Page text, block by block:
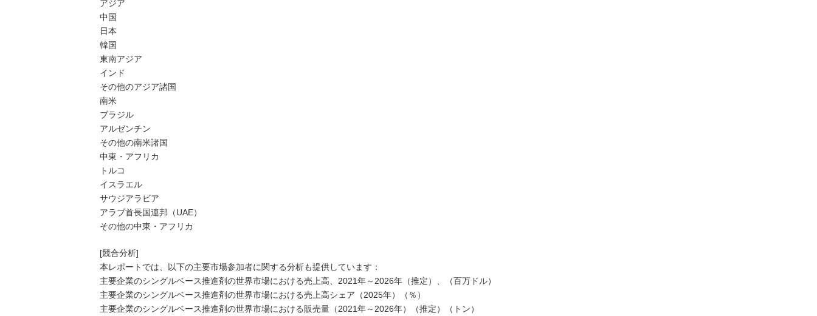
アジア
中国
日本
韓国
東南アジア
インド
その他のアジア諸国
南米
ブラジル
アルゼンチン
その他の南米諸国
中東・アフリカ
トルコ
イスラエル
サウジアラビア
アラブ首長国連邦（UAE）
その他の中東・アフリカ
[競合分析]
本レポートでは、以下の主要市場参加者に関する分析も提供しています：
主要企業のシングルベース推進剤の世界市場における売上高、2021年～2026年（推定）、（百万ドル）
主要企業のシングルベース推進剤の世界市場における売上高シェア（2025年）（％）
主要企業のシングルベース推進剤の世界市場における販売量（2021年～2026年）（推定）（トン）